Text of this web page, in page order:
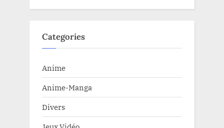
Categories
Anime
Anime-Manga
Divers